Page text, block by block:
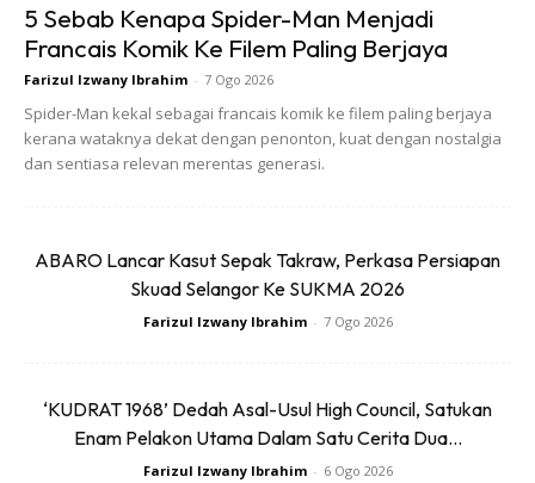
Glycolic acid & Salicylic Acid ini adalah dua bahan yang
sangat sesuai untuk kulit muka anda untuk menghilangkan
jerawat di muka anda tanpa mengeringkan permukaan kulit
anda dan juga dapat mengawal liang pori kulit muka anda
Ubat gigi serta garam sodium bermanfaat untuk proses
pengelupasan (eksfoliasi) yang boleh bikin jeragat
5 Sebab Kenapa Spider-Man Menjadi
Francais Komik Ke Filem Paling Berjaya
Farizul Izwany Ibrahim - 7 Ogo 2026
Spider-Man kekal sebagai francais komik ke filem paling berjaya
kerana wataknya dekat dengan penonton, kuat dengan nostalgia
dan sentiasa relevan merentas generasi.
ABARO Lancar Kasut Sepak Takraw, Perkasa Persiapan
Skuad Selangor Ke SUKMA 2026
Farizul Izwany Ibrahim - 7 Ogo 2026
‘KUDRAT 1968’ Dedah Asal-Usul High Council, Satukan
Enam Pelakon Utama Dalam Satu Cerita Dua...
Farizul Izwany Ibrahim - 6 Ogo 2026